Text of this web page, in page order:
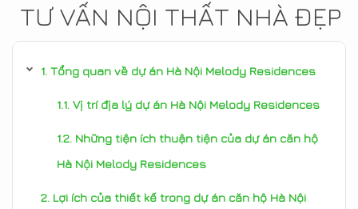
TƯ VẤN NỘI THẤT NHÀ ĐẸP
Tổng quan về dự án Hà Nội Melody Residences
Vị trí địa lý dự án Hà Nội Melody Residences
Những tiện ích thuận tiện của dự án căn hộ
Hà Nội Melody Residences
Lợi ích của thiết kế trong dự án căn hộ Hà Nội